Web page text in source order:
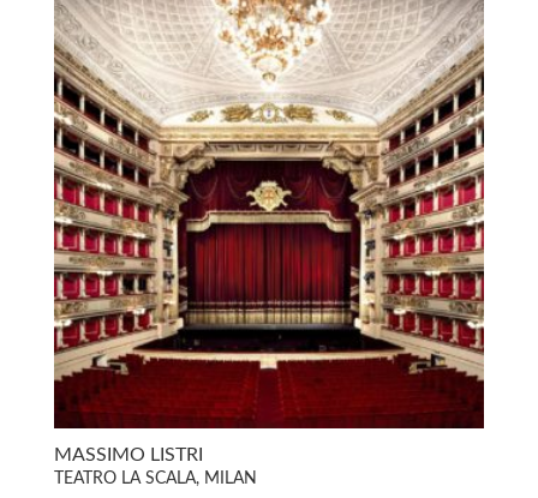
MASSIMO LISTRI
TEATRO LA SCALA, MILAN